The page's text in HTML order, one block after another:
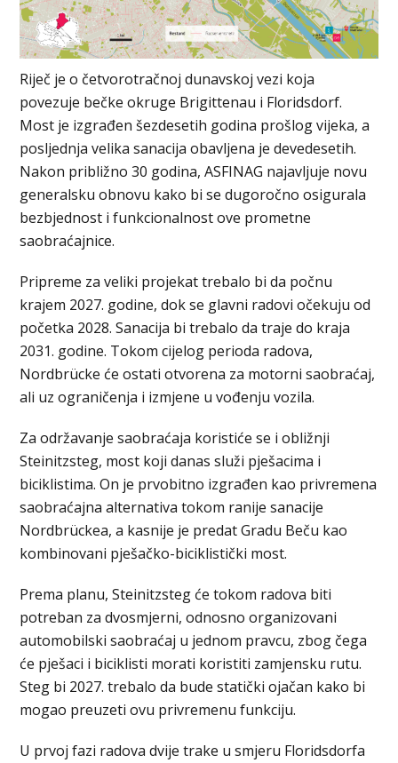
Riječ je o četvorotračnoj dunavskoj vezi koja
povezuje bečke okruge Brigittenau i Floridsdorf.
Most je izgrađen šezdesetih godina prošlog vijeka, a
posljednja velika sanacija obavljena je devedesetih.
Nakon približno 30 godina, ASFINAG najavljuje novu
generalsku obnovu kako bi se dugoročno osigurala
bezbjednost i funkcionalnost ove prometne
saobraćajnice.
Pripreme za veliki projekat trebalo bi da počnu
krajem 2027. godine, dok se glavni radovi očekuju od
početka 2028. Sanacija bi trebalo da traje do kraja
2031. godine. Tokom cijelog perioda radova,
Nordbrücke će ostati otvorena za motorni saobraćaj,
ali uz ograničenja i izmjene u vođenju vozila.
Za održavanje saobraćaja koristiće se i obližnji
Steinitzsteg, most koji danas služi pješacima i
biciklistima. On je prvobitno izgrađen kao privremena
saobraćajna alternativa tokom ranije sanacije
Nordbrückea, a kasnije je predat Gradu Beču kao
kombinovani pješačko-biciklistički most.
Prema planu, Steinitzsteg će tokom radova biti
potreban za dvosmjerni, odnosno organizovani
automobilski saobraćaj u jednom pravcu, zbog čega
će pješaci i biciklisti morati koristiti zamjensku rutu.
Steg bi 2027. trebalo da bude statički ojačan kako bi
mogao preuzeti ovu privremenu funkciju.
U prvoj fazi radova dvije trake u smjeru Floridsdorfa